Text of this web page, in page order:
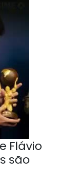
Flávio
são